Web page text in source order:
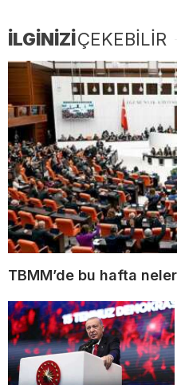
İLGİNİZİÇEKEBİLİR
TBMM’de bu hafta